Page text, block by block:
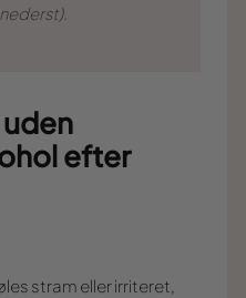
efter
stram eller irriteret,